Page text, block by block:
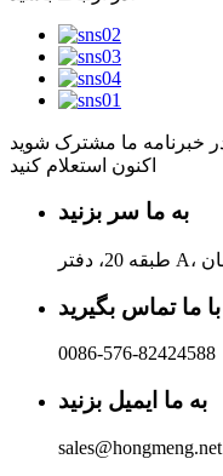
اکنون استعلام کنید
به ما سر بزنید
با ما تماس بگیرید
0086-576-82424588
به ما ایمیل بزنید
sales@hongmeng.net